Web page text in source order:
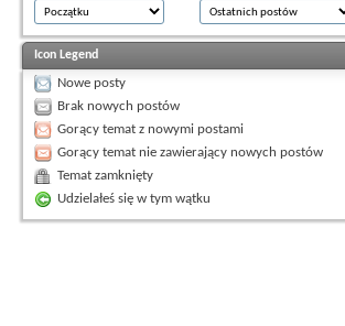
Icon Legend
Nowe posty
Brak nowych postów
Gorący temat z nowymi postami
Gorący temat nie zawierający nowych postów
Temat zamknięty
Udzielałeś się w tym wątku